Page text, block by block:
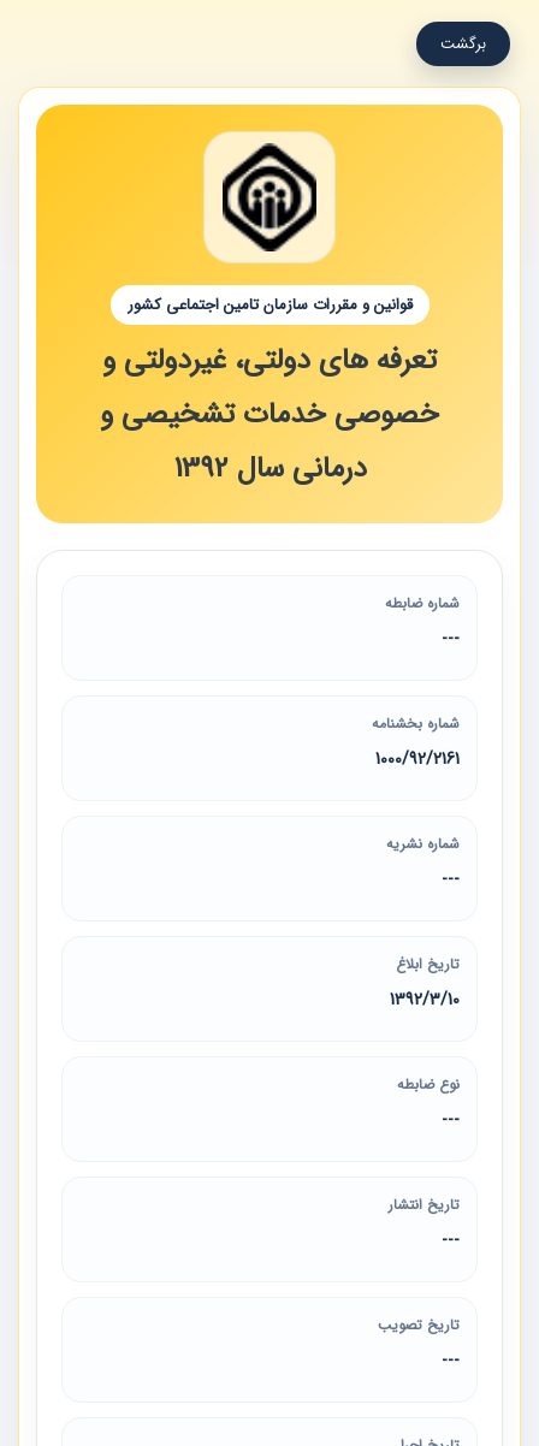
برگشت
قوانین و مقررات سازمان تامین اجتماعی کشور
تعرفه های دولتی، غیردولتی و
خصوصی خدمات تشخیصی و
درمانی سال 1392
شماره ضابطه
---
شماره بخشنامه
1000/92/2161
شماره نشریه
---
تاریخ ابلاغ
1392/3/10
نوع ضابطه
---
تاریخ انتشار
---
تاریخ تصویب
---